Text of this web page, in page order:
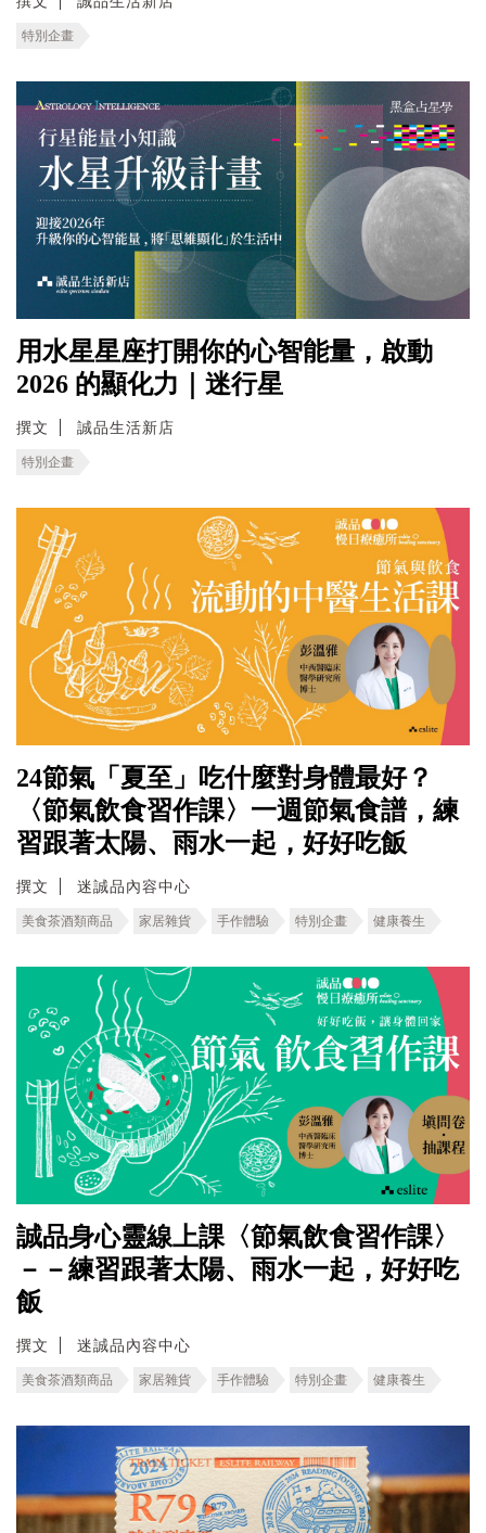
特別企畫
用水星星座打開你的心智能量，啟動
2026 的顯化力｜迷行星
撰文 誠品生活新店
特別企畫
24節氣「夏至」吃什麼對身體最好？
〈節氣飲食習作課〉一週節氣食譜，練
習跟著太陽、雨水一起，好好吃飯
撰文 迷誠品內容中心
美食茶酒類商品 家居雜貨 手作體驗 特別企畫 健康養生
誠品身心靈線上課〈節氣飲食習作課〉
－－練習跟著太陽、雨水一起，好好吃
飯
撰文 迷誠品內容中心
美食茶酒類商品 家居雜貨 手作體驗 特別企畫 健康養生